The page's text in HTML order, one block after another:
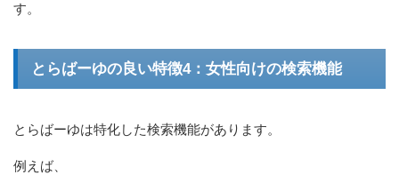
す。
とらばーゆの良い特徴4：女性向けの検索機能
とらばーゆは特化した検索機能があります。
例えば、